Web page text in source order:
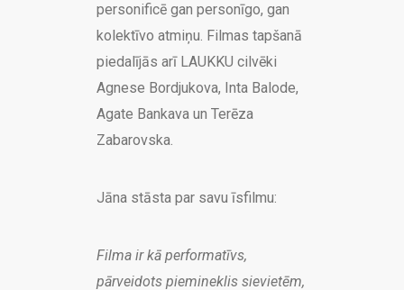
personificē gan personīgo, gan
kolektīvo atmiņu. Filmas tapšanā
piedalījās arī LAUKKU cilvēki
Agnese Bordjukova, Inta Balode,
Agate Bankava un Terēza
Zabarovska.
Jāna stāsta par savu īsfilmu:
Filma ir kā performatīvs,
pārveidots piemineklis sievietēm,